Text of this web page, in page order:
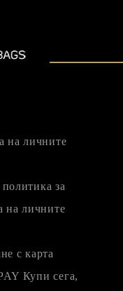
на личните
за
на личните
с карта
Купи сега,